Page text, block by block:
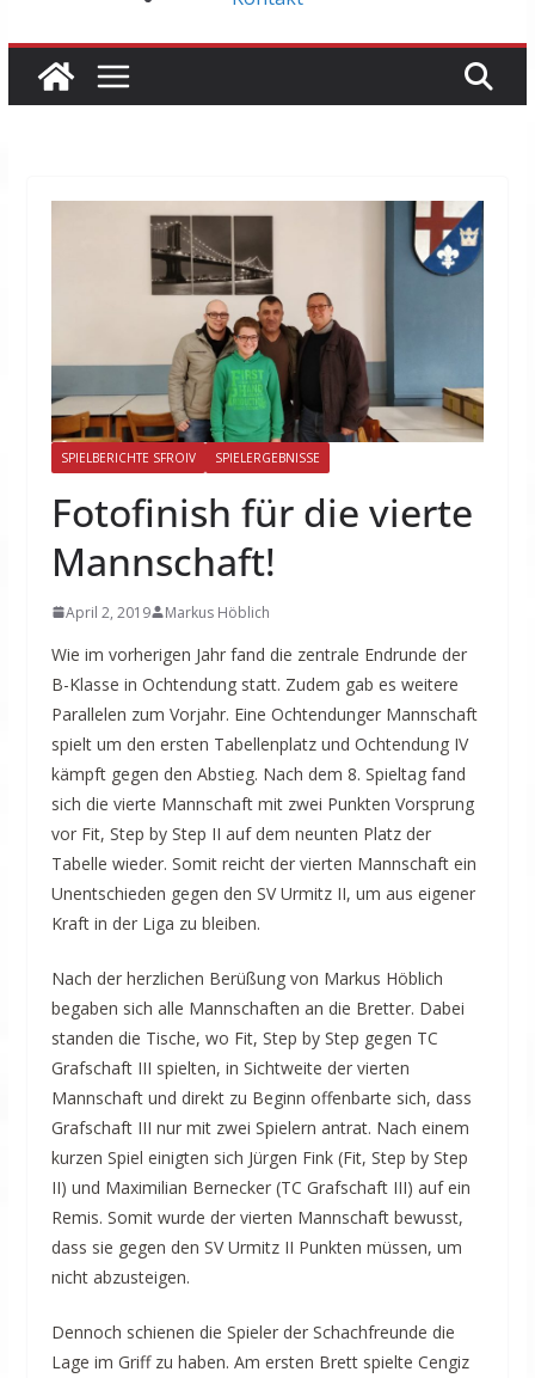
SPIELBERICHTE SFROIV SPIELERGEBNISSE
Fotofinish für die vierte
Mannschaft!
April 2, 2019 Markus Höblich
Wie im vorherigen Jahr fand die zentrale Endrunde der
B-Klasse in Ochtendung statt. Zudem gab es weitere
Parallelen zum Vorjahr. Eine Ochtendunger Mannschaft
spielt um den ersten Tabellenplatz und Ochtendung IV
kämpft gegen den Abstieg. Nach dem 8. Spieltag fand
sich die vierte Mannschaft mit zwei Punkten Vorsprung
vor Fit, Step by Step II auf dem neunten Platz der
Tabelle wieder. Somit reicht der vierten Mannschaft ein
Unentschieden gegen den SV Urmitz II, um aus eigener
Kraft in der Liga zu bleiben.
Nach der herzlichen Berüßung von Markus Höblich
begaben sich alle Mannschaften an die Bretter. Dabei
standen die Tische, wo Fit, Step by Step gegen TC
Grafschaft III spielten, in Sichtweite der vierten
Mannschaft und direkt zu Beginn offenbarte sich, dass
Grafschaft III nur mit zwei Spielern antrat. Nach einem
kurzen Spiel einigten sich Jürgen Fink (Fit, Step by Step
II) und Maximilian Bernecker (TC Grafschaft III) auf ein
Remis. Somit wurde der vierten Mannschaft bewusst,
dass sie gegen den SV Urmitz II Punkten müssen, um
nicht abzusteigen.
Dennoch schienen die Spieler der Schachfreunde die
Lage im Griff zu haben. Am ersten Brett spielte Cengiz